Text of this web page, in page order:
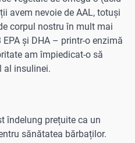
avem nevoie de AAL, totuși
corpul nostru în mult mai
și DHA – printr-o enzimă
am împiedicat-o să
al insulinei.
îndelung prețuite ca un
sănătatea bărbaților.